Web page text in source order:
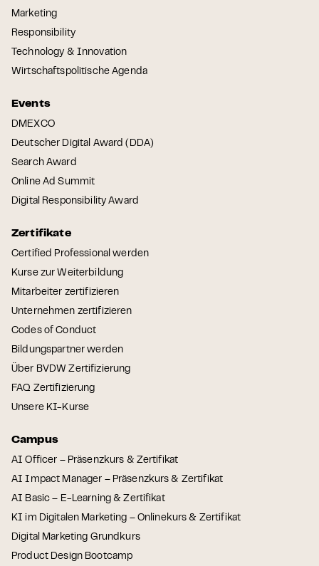
Marketing
Responsibility
Technology & Innovation
Wirtschaftspolitische Agenda
Events
DMEXCO
Deutscher Digital Award (DDA)
Search Award
Online Ad Summit
Digital Responsibility Award
Zertifikate
Certified Professional werden
Kurse zur Weiterbildung
Mitarbeiter zertifizieren
Unternehmen zertifizieren
Codes of Conduct
Bildungspartner werden
Über BVDW Zertifizierung
FAQ Zertifizierung
Unsere KI-Kurse
Campus
AI Officer – Präsenzkurs & Zertifikat
AI Impact Manager – Präsenzkurs & Zertifikat
AI Basic – E-Learning & Zertifikat
KI im Digitalen Marketing – Onlinekurs & Zertifikat
Digital Marketing Grundkurs
Product Design Bootcamp